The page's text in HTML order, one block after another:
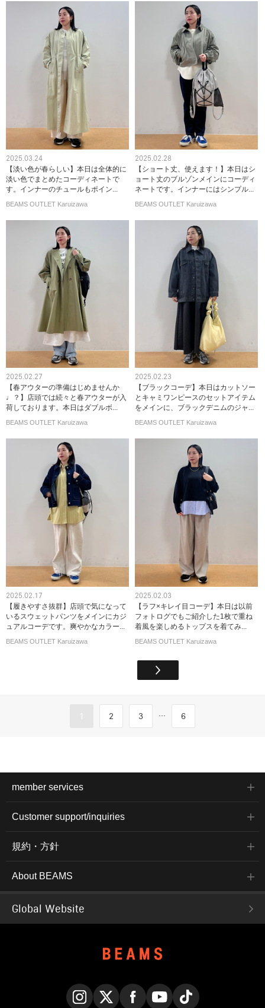
2025.03.24
【淡い色が春らしい】本日は全体的に
淡い色でまとめたコーディネートで
す。インナーのチュールもポイン...
BEAMS OUTLET Karuizawa
2025.02.28
【ショート丈、使えます！】本日はシ
ョート丈のブルゾンメインにコーディ
ネートです。インナーにはシンプル...
BEAMS OUTLET Karuizawa
2025.02.27
【春アウターの準備はじめませんか
♩？】店頭では続々と春アウターが入
荷しております。本日はダブルボ...
BEAMS OUTLET Karuizawa
2025.02.23
【ブラックコーデ】本日はカットソー
とキャミワンピースのセットアイテム
をメインに、ブラックデニムのジャ...
BEAMS OUTLET Karuizawa
2025.02.17
【履きやすさ抜群】店頭で気になって
いるスウェットパンツをメインにカジ
ュアルコーデです。爽やかなカラー...
BEAMS OUTLET Karuizawa
2025.02.03
【ラフ×キレイ目コーデ】本日は以前
フォトログでもご紹介した1枚で重ね
着風を楽しめるトップスを着てみ...
BEAMS OUTLET Karuizawa
1 2 3 ... 6
member services
Customer support/inquiries
規約・方針
About BEAMS
Global Website